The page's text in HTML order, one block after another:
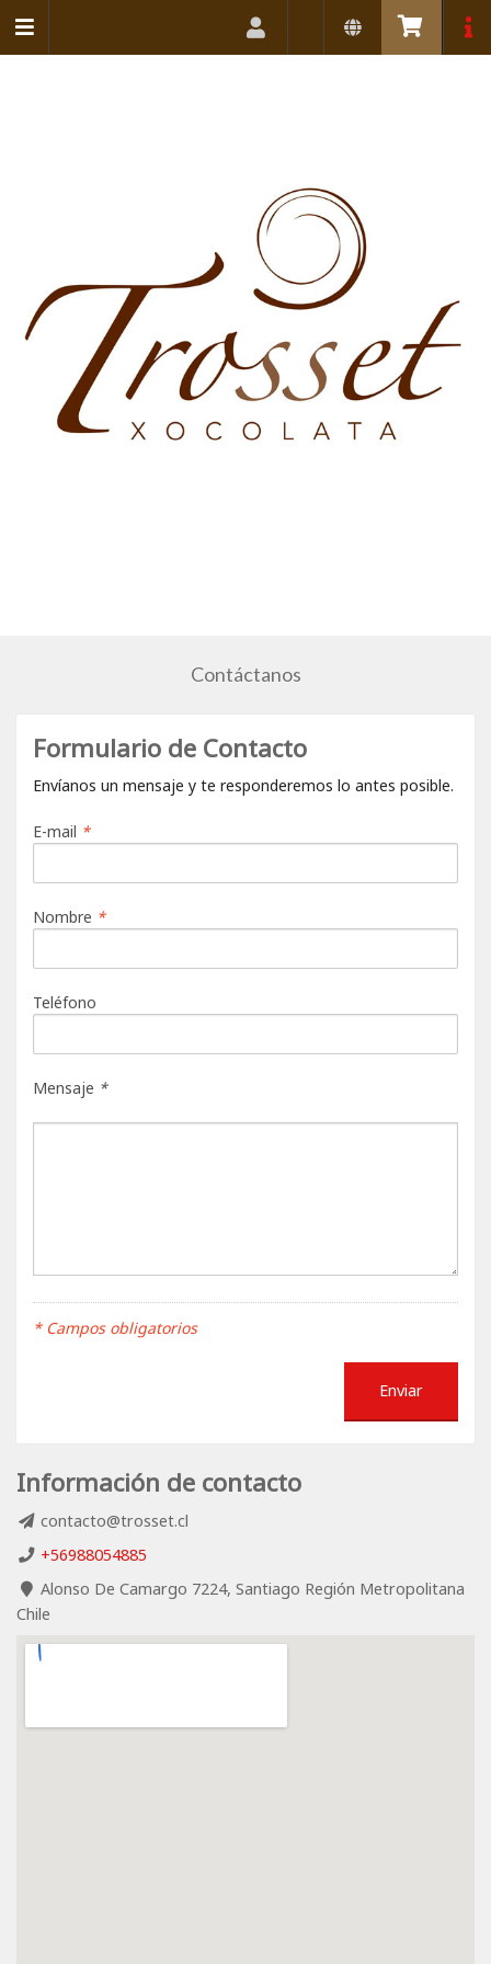
Contáctanos
Formulario de Contacto
Envíanos un mensaje y te responderemos lo antes posible.
E-mail *
Nombre *
Teléfono
Mensaje *
* Campos obligatorios
Información de contacto
contacto@trosset.cl
+56988054885
Alonso De Camargo 7224, Santiago Región Metropolitana
Chile